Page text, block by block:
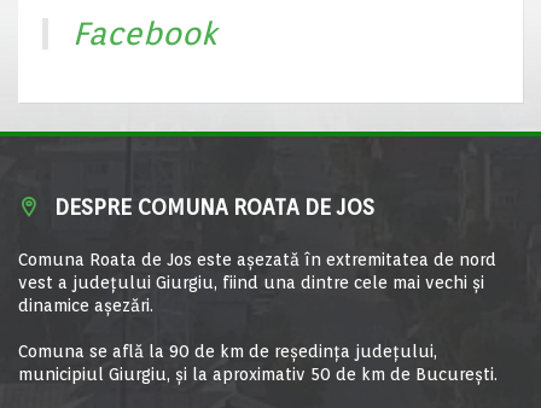
Facebook
DESPRE COMUNA ROATA DE JOS
Comuna Roata de Jos este aşezată în extremitatea de nord
vest a judeţului Giurgiu, fiind una dintre cele mai vechi şi
dinamice aşezări.
Comuna se află la 90 de km de reşedinţa judeţului,
municipiul Giurgiu, şi la aproximativ 50 de km de Bucureşti.